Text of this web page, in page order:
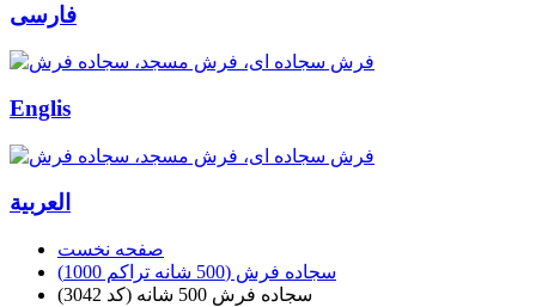
فارسی
Englis
العربیة
صفحه نخست
سجاده فرش (500 شانه تراکم 1000)
سجاده فرش 500 شانه (کد 3042)